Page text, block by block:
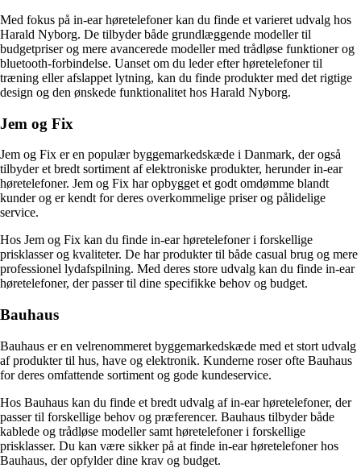
Med fokus på in-ear høretelefoner kan du finde et varieret udvalg hos
Harald Nyborg. De tilbyder både grundlæggende modeller til
budgetpriser og mere avancerede modeller med trådløse funktioner og
bluetooth-forbindelse. Uanset om du leder efter høretelefoner til
træning eller afslappet lytning, kan du finde produkter med det rigtige
design og den ønskede funktionalitet hos Harald Nyborg.
Jem og Fix
Jem og Fix er en populær byggemarkedskæde i Danmark, der også
tilbyder et bredt sortiment af elektroniske produkter, herunder in-ear
høretelefoner. Jem og Fix har opbygget et godt omdømme blandt
kunder og er kendt for deres overkommelige priser og pålidelige
service.
Hos Jem og Fix kan du finde in-ear høretelefoner i forskellige
prisklasser og kvaliteter. De har produkter til både casual brug og mere
professionel lydafspilning. Med deres store udvalg kan du finde in-ear
høretelefoner, der passer til dine specifikke behov og budget.
Bauhaus
Bauhaus er en velrenommeret byggemarkedskæde med et stort udvalg
af produkter til hus, have og elektronik. Kunderne roser ofte Bauhaus
for deres omfattende sortiment og gode kundeservice.
Hos Bauhaus kan du finde et bredt udvalg af in-ear høretelefoner, der
passer til forskellige behov og præferencer. Bauhaus tilbyder både
kablede og trådløse modeller samt høretelefoner i forskellige
prisklasser. Du kan være sikker på at finde in-ear høretelefoner hos
Bauhaus, der opfylder dine krav og budget.